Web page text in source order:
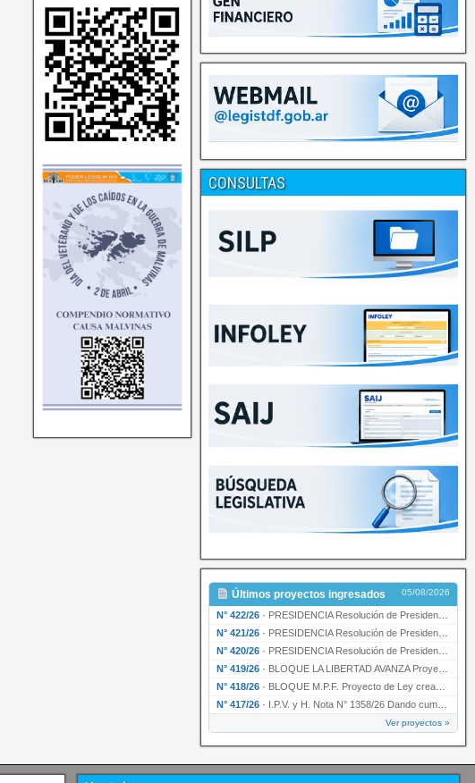
CONSULTAS
Últimos proyectos ingresados 05/08/2026
N° 422/26 · PRESIDENCIA Resolución de Presidencia N° 200/26 para su ratificación.
N° 421/26 · PRESIDENCIA Resolución de Presidencia N° 199/26 para su ratificación.
N° 420/26 · PRESIDENCIA Resolución de Presidencia N° 198/26 para su ratificación.
N° 419/26 · BLOQUE LA LIBERTAD AVANZA Proyecto de Ley declarando la esencialidad del servicio educativ…
N° 418/26 · BLOQUE M.P.F. Proyecto de Ley creando el Ente Único Regulador de servicios públicos de la …
N° 417/26 · I.P.V. y H. Nota N° 1358/26 Dando cumplimiento al artículo 29 de la Ley provincial N° 1399…
Ver proyectos »